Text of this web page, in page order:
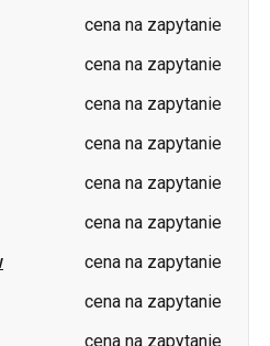
cena na zapytanie
cena na zapytanie
cena na zapytanie
cena na zapytanie
cena na zapytanie
cena na zapytanie